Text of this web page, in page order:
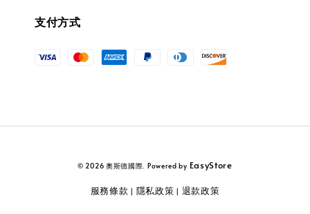
支付方式
© 2026 奧斯德國際. Powered by EasyStore
服務條款 | 隱私政策 | 退款政策